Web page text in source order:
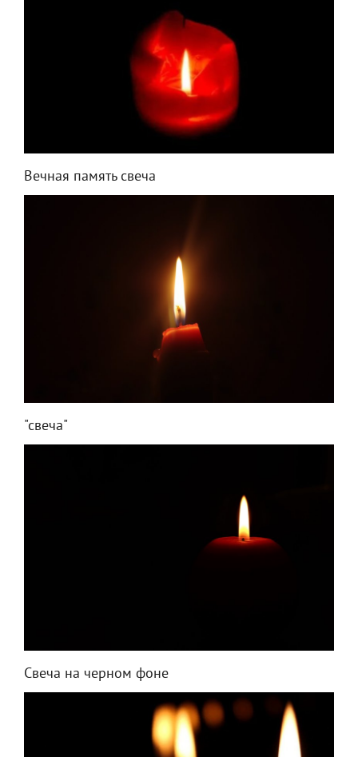
Вечная память свеча
"свеча"
Свеча на черном фоне